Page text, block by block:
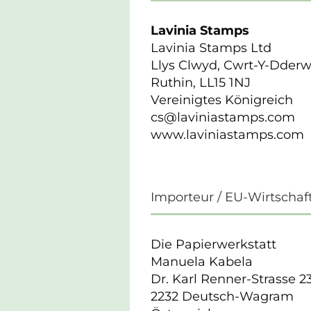
Lavinia Stamps
Lavinia Stamps Ltd
Llys Clwyd, Cwrt-Y-
Ruthin, LL15 1NJ
Vereinigtes Königreich
cs@laviniastamps.com
www.laviniastamps.com
Importeur / EU-
Die Papierwerkstatt
Manuela Kabela
Dr. Karl Renner-Strasse
2232 Deutsch-Wagram